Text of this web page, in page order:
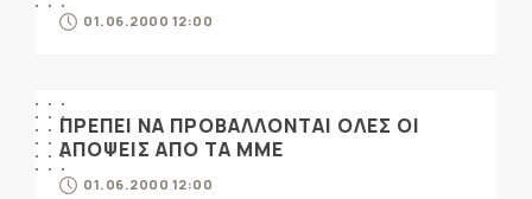
01.06.2000 12:00
ΠΡΕΠΕΙ ΝΑ ΠΡΟΒΑΛΛΟΝΤΑΙ ΟΛΕΣ ΟΙ
ΑΠΟΨΕΙΣ ΑΠΟ ΤΑ ΜΜΕ
01.06.2000 12:00